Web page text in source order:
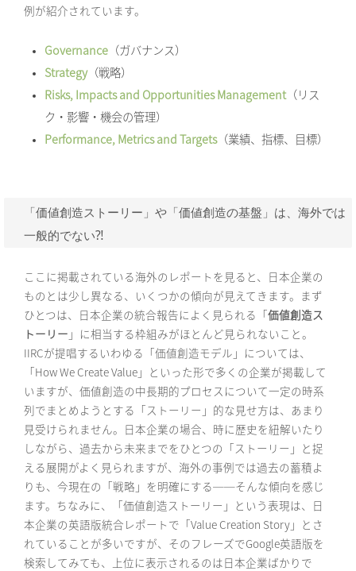
例が紹介されています。
Governance （ガバナンス）
Strategy（戦略）
Risks, Impacts and Opportunities Management（リス
ク・影響・機会の管理）
Performance, Metrics and Targets（業績、指標、目標）
「価値創造ストーリー」や「価値創造の基盤」は、海外では
一般的でない⁈
ここに掲載されている海外のレポートを見ると、日本企業の
ものとは少し異なる、いくつかの傾向が見えてきます。まず
ひとつは、日本企業の統合報告によく見られる「価値創造ス
トーリー 」に相当する枠組みがほとんど見られないこと。
IIRCが提唱するいわゆる「価値創造モデル」については、
「How We Create Value」といった形で多くの企業が掲載して
いますが、価値創造の中長期的プロセスについて一定の時系
列でまとめようとする「ストーリー」的な見せ方は、あまり
見受けられません。日本企業の場合、時に歴史を紐解いたり
しながら、過去から未来までをひとつの「ストーリー」と捉
える展開がよく見られますが、海外の事例では過去の蓄積よ
りも、今現在の「戦略」を明確にする──そんな傾向を感じ
ます。ちなみに、「価値創造ストーリー」という表現は、日
本企業の英語版統合レポートで「Value Creation Story」とさ
れていることが多いですが、そのフレーズでGoogle英語版を
検索してみても、上位に表示されるのは日本企業ばかりで